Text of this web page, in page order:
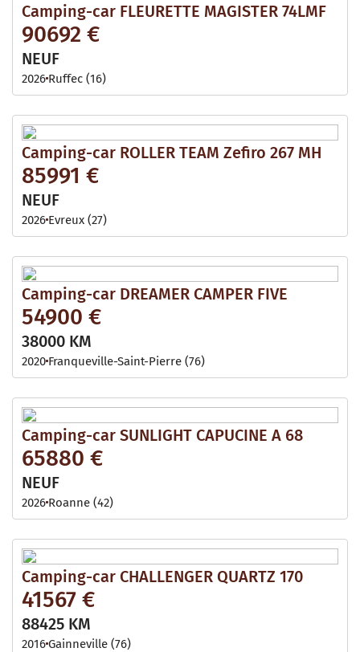
Camping-car FLEURETTE MAGISTER 74LMF
90692 €
NEUF
2026 Ruffec (16)
Camping-car ROLLER TEAM Zefiro 267 MH
85991 €
NEUF
2026 Evreux (27)
Camping-car DREAMER CAMPER FIVE
54900 €
38000 KM
2020 Franqueville-Saint-Pierre (76)
Camping-car SUNLIGHT CAPUCINE A 68
65880 €
NEUF
2026 Roanne (42)
Camping-car CHALLENGER QUARTZ 170
41567 €
88425 KM
2016Gainneville (76)